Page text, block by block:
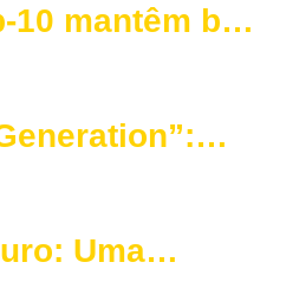
mantêm boa
Uma